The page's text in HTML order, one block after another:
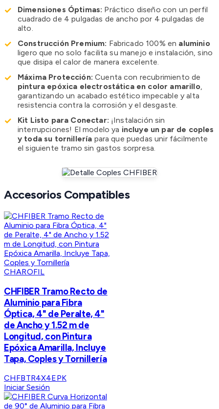
✓ Dimensiones Óptimas: Práctico diseño con un perfil
cuadrado de 4 pulgadas de ancho por 4 pulgadas de
alto.
✓ Construcción Premium: Fabricado 100% en aluminio
ligero que no solo facilita su manejo e instalación, sino
que disipa el calor de manera excelente.
✓ Máxima Protección: Cuenta con recubrimiento de
pintura epóxica electrostática en color amarillo,
garantizando un acabado estético impecable y alta
resistencia contra la corrosión y el desgaste.
✓ Kit Listo para Conectar: ¡Instalación sin
interrupciones! El modelo ya incluye un par de coples
y toda su tornillería para que puedas unir fácilmente
el siguiente tramo sin gastos sorpresa.
Accesorios Compatibles
CHAROFIL
CHFIBER Tramo Recto de
Aluminio para Fibra
Óptica, 4" de Peralte, 4"
de Ancho y 1.52 m de
Longitud, con Pintura
Epóxica Amarilla, Incluye
Tapa, Coples y Tornillería
CHFBTR4X4EPK
Iniciar Sesión